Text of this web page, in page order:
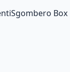
Sgombero Box